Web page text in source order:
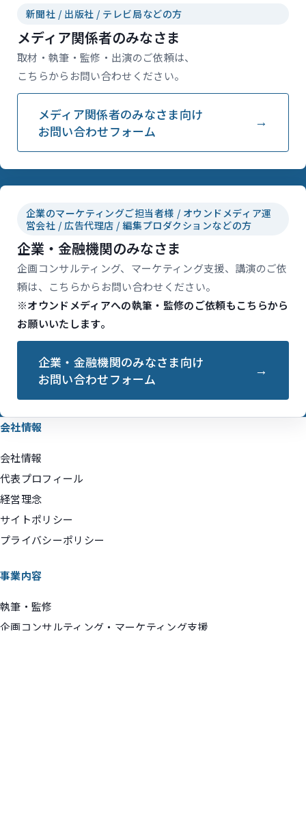
新聞社 / 出版社 / テレビ局などの方
メディア関係者のみなさま
取材・執筆・監修・出演のご依頼は、
こちらからお問い合わせください。
メディア関係者のみなさま向け
お問い合わせフォーム
企業のマーケティングご担当者様 / オウンドメディア運
営会社 / 広告代理店 / 編集プロダクションなどの方
企業・金融機関のみなさま
企画コンサルティング、マーケティング支援、講演のご依
頼は、こちらからお問い合わせください。
※オウンドメディアへの執筆・監修のご依頼もこちらから
お願いいたします。
企業・金融機関のみなさま向け
お問い合わせフォーム
会社情報
会社情報
代表プロフィール
経営理念
サイトポリシー
プライバシーポリシー
事業内容
執筆・監修
企画コンサルティング・マーケティング支援